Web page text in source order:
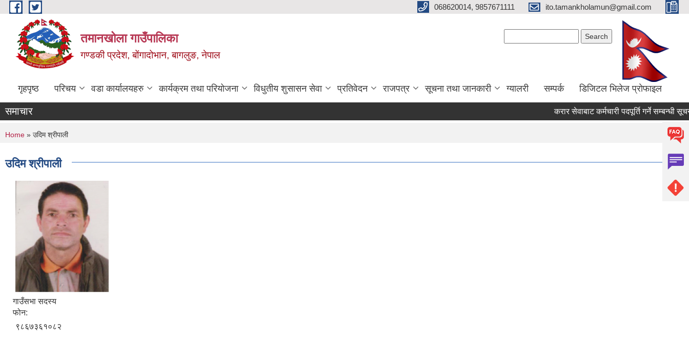
Skip to main content 068620014, 9857671111 ito.tamankholamun@gmail.com
तमानखोला गाउँपालिका
गण्डकी प्रदेश, बोंगादोभान, बागलुङ, नेपाल
गृहपृष्ठ परिचय वडा कार्यालयहरु कार्यक्रम तथा परियोजना विधुतीय शुसासन सेवा प्रतिवेदन राजपत्र सूचना तथा जानकारी ग्यालरी सम्पर्क डिजिटल भिलेज प्राेफाइल
समाचार करार सेवाबाट कर्मचारी पदपूर्ति गर्ने सम्बन्धी सूचना!
You are here
Home » उदिम श्रीपाली
उदिम श्रीपाली
गाउँसभा सदस्य
फोन:
९८६७३६१०८२